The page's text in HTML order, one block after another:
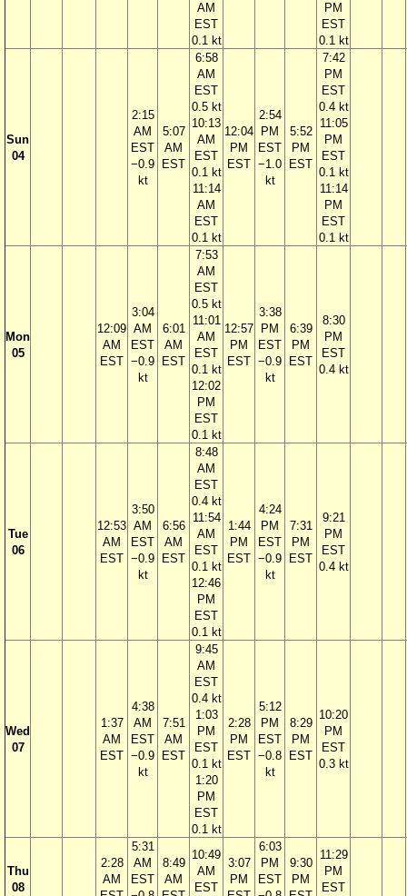
AM
EST
0.1 kt
PM
EST
0.1 kt
Sun
04
2:15
AM
EST
−0.9
kt
5:07
AM
EST
6:58
AM
EST
0.5 kt
10:13
AM
EST
0.1 kt
11:14
AM
EST
0.1 kt
12:04
PM
EST
2:54
PM
EST
−1.0
kt
5:52
PM
EST
7:42
PM
EST
0.4 kt
11:05
PM
EST
0.1 kt
11:14
PM
EST
0.1 kt
Mon
05
12:09
AM
EST
3:04
AM
EST
−0.9
kt
6:01
AM
EST
7:53
AM
EST
0.5 kt
11:01
AM
EST
0.1 kt
12:02
PM
EST
0.1 kt
12:57
PM
EST
3:38
PM
EST
−0.9
kt
6:39
PM
EST
8:30
PM
EST
0.4 kt
Tue
06
12:53
AM
EST
3:50
AM
EST
−0.9
kt
6:56
AM
EST
8:48
AM
EST
0.4 kt
11:54
AM
EST
0.1 kt
12:46
PM
EST
0.1 kt
1:44
PM
EST
4:24
PM
EST
−0.9
kt
7:31
PM
EST
9:21
PM
EST
0.4 kt
Wed
07
1:37
AM
EST
4:38
AM
EST
−0.9
kt
7:51
AM
EST
9:45
AM
EST
0.4 kt
1:03
PM
EST
0.1 kt
1:20
PM
EST
0.1 kt
2:28
PM
EST
5:12
PM
EST
−0.8
kt
8:29
PM
EST
10:20
PM
EST
0.3 kt
Thu
08
2:28
AM
5:31
AM
EST
8:49
AM
10:49
AM
EST
3:07
PM
6:03
PM
EST
9:30
PM
11:29
PM
EST